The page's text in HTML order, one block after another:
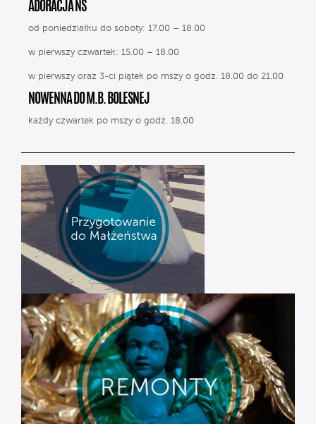
ADORACJA NS
od poniedziałku do soboty: 17.00 – 18.00
w pierwszy czwartek: 15.00 – 18.00
w pierwszy oraz 3-ci piątek po mszy o godz. 18.00 do 21.00
NOWENNA DO M.B. BOLESNEJ
każdy czwartek po mszy o godz. 18.00